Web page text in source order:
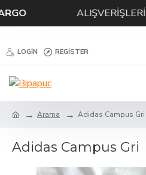
LOGIN REGISTER
Arama Adidas Campus Gri
Adidas Campus Gri